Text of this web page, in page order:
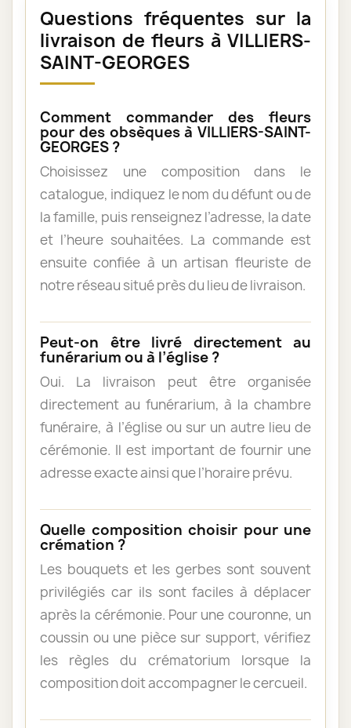
Questions fréquentes sur la
livraison de fleurs à VILLIERS-
SAINT-GEORGES
Comment commander des fleurs
pour des obsèques à VILLIERS-SAINT-
GEORGES ?
Choisissez une composition dans le
catalogue, indiquez le nom du défunt ou de
la famille, puis renseignez l’adresse, la date
et l’heure souhaitées. La commande est
ensuite confiée à un artisan fleuriste de
notre réseau situé près du lieu de livraison.
Peut-on être livré directement au
funérarium ou à l’église ?
Oui. La livraison peut être organisée
directement au funérarium, à la chambre
funéraire, à l’église ou sur un autre lieu de
cérémonie. Il est important de fournir une
adresse exacte ainsi que l’horaire prévu.
Quelle composition choisir pour une
crémation ?
Les bouquets et les gerbes sont souvent
privilégiés car ils sont faciles à déplacer
après la cérémonie. Pour une couronne, un
coussin ou une pièce sur support, vérifiez
les règles du crématorium lorsque la
composition doit accompagner le cercueil.